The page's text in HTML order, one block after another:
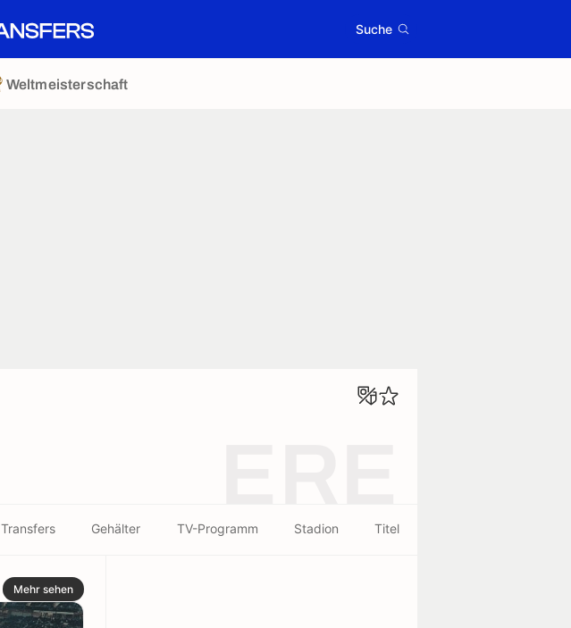
Suche
Weltmeisterschaft
Transfers Gehälter TV-Programm Stadion Titel
Mehr sehen